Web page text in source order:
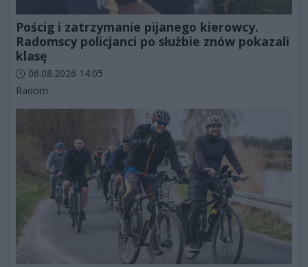
Pościg i zatrzymanie pijanego kierowcy.
Radomscy policjanci po służbie znów pokazali
klasę
Data dodania artykułu:
06.08.2026 14:05
Kategorie artykułu:
Radom